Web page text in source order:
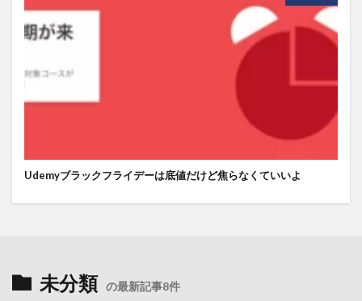
Udemyブラックフライデーは底値だけど焦らなくていいよ
未分類 の最新記事8件